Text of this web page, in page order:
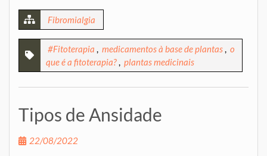
Fibromialgia
#Fitoterapia , medicamentos à base de plantas, o
que é a fitoterapia?, plantas medicinais
Tipos de Ansidade
22/08/2022